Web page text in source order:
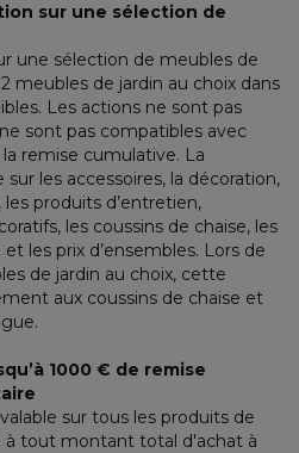
sur une sélection de
une sélection de meubles de
2 meubles de jardin au choix dans
Les actions ne sont pas
sont pas compatibles avec
remise cumulative. La
sur les accessoires, la décoration,
produits d’entretien,
les coussins de chaise, les
les prix d’ensembles. Lors de
de jardin au choix, cette
aux coussins de chaise et
1000 € de remise
sur tous les produits de
à tout montant total d'achat à